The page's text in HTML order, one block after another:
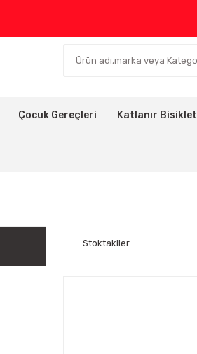
Çocuk Gereçleri Katlanır Bisiklet
Stoktakiler